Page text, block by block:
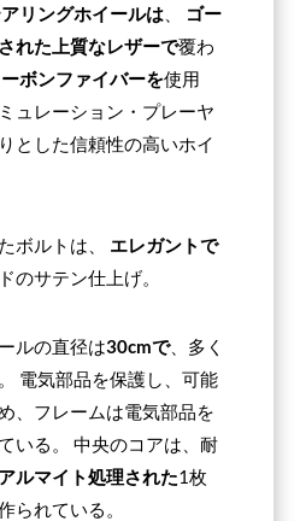
リングホイールは
ゴー
れた上質なレザーで覆わ
ボンファイバーを使用
ュレーション・プレーヤ
とした信頼性の高いホイ
ボルトは、
エレガントで
のサテン仕上げ。
ルの直径は30cmで、多く
電気部品を保護し、可能
、フレームは電気部品を
いる。 中央のコアは、耐
アルマイト処理された1枚
られている。